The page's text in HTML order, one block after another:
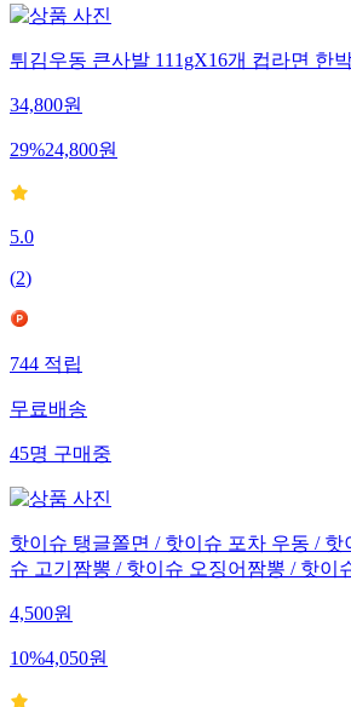
튀김우동 큰사발 111gX16개 컵라면 한
34,800원
29%24,800원
5.0
(2)
744 적립
무료배송
45명 구매중
핫이슈 탱글쫄면 / 핫이슈 포차 우동 / 핫
슈 고기짬뽕 / 핫이슈 오징어짬뽕 / 핫이
4,500원
10%4,050원